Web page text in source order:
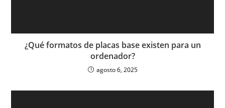
¿Qué formatos de placas base existen para un
ordenador?
agosto 6, 2025